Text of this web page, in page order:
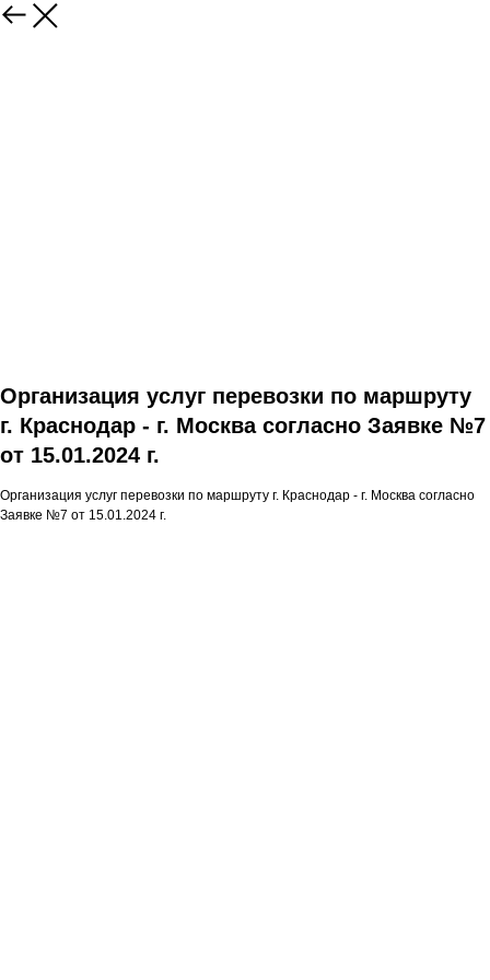
Организация услуг перевозки по маршруту
г. Краснодар - г. Москва согласно Заявке №7
от 15.01.2024 г.
Организация услуг перевозки по маршруту г. Краснодар - г. Москва согласно
Заявке №7 от 15.01.2024 г.